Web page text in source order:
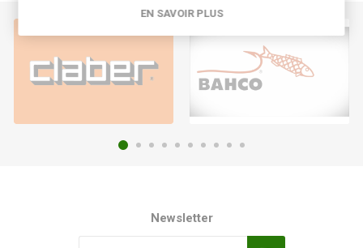
Newsletter
EN SAVOIR PLUS